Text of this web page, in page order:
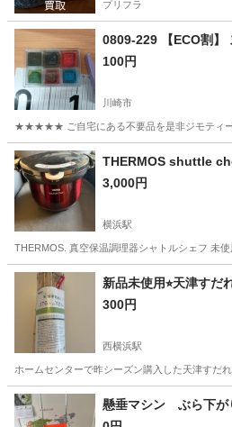
プリフラ
0809-229 【ECO割】
100円
川崎市
★★★★★ ご自宅にある不要品を是非ジモティー
神奈川 川崎市
3,000円
横浜駅
THERMOS. 真空保温調理器シャトルシェフ 未
神奈川 横浜市 横浜駅 調理器具
新品未使用⭐︎天津すだ
300円
西横浜駅
ホームセンターで昨シーズン購入した天津すだ
神奈川 横浜市 西横浜駅 その他
懸垂マシン ぶら下が